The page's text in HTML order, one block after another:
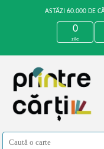
ASTĂZI 60.000 DE
0
zile